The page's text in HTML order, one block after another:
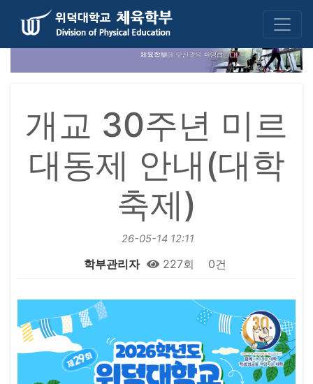
개교 30주년 미르
대동제 안내(대학
축제)
26-05-14 12:11
학부관리자 227회 0건
본문